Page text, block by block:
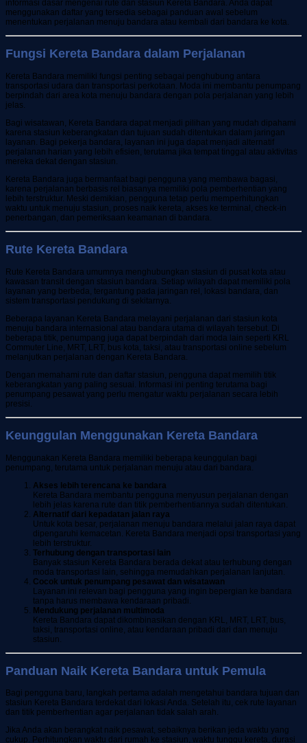
informasi dasar mengenai rute dan stasiun Kereta Bandara. Anda dapat
menggunakan daftar yang tersedia sebagai panduan awal sebelum
menentukan perjalanan menuju bandara atau kembali dari bandara ke kota.
Fungsi Kereta Bandara dalam Perjalanan
Kereta Bandara memiliki fungsi penting sebagai penghubung antara
transportasi udara dan transportasi perkotaan. Moda ini membantu penumpang
berpindah dari area kota menuju bandara dengan pola perjalanan yang lebih
jelas.
Bagi wisatawan, Kereta Bandara dapat menjadi pilihan yang mudah dipahami
karena stasiun keberangkatan dan tujuan sudah ditentukan dalam jaringan
layanan. Bagi pekerja bandara, layanan ini juga dapat menjadi alternatif
perjalanan harian yang lebih efisien, terutama jika tempat tinggal atau aktivitas
mereka dekat dengan stasiun.
Kereta Bandara juga bermanfaat bagi pengguna yang membawa bagasi,
karena perjalanan berbasis rel biasanya memiliki pola pemberhentian yang
lebih terstruktur. Meski demikian, pengguna tetap perlu memperhitungkan
waktu untuk menuju stasiun, proses naik kereta, akses ke terminal, check-in
penerbangan, dan pemeriksaan keamanan di bandara.
Rute Kereta Bandara
Rute Kereta Bandara umumnya menghubungkan stasiun di pusat kota atau
kawasan transit dengan stasiun bandara. Setiap wilayah dapat memiliki pola
layanan yang berbeda, tergantung pada jaringan rel, lokasi bandara, dan
sistem transportasi pendukung di sekitarnya.
Beberapa layanan Kereta Bandara melayani perjalanan dari stasiun kota
menuju bandara internasional atau bandara utama di wilayah tersebut. Di
beberapa titik, penumpang juga dapat berpindah dari moda lain seperti KRL
Commuter Line, MRT, LRT, bus kota, taksi, atau transportasi online sebelum
melanjutkan perjalanan dengan Kereta Bandara.
Dengan memahami rute dan daftar stasiun, pengguna dapat memilih titik
keberangkatan yang paling sesuai. Informasi ini penting terutama bagi
penumpang pesawat yang perlu mengatur waktu perjalanan secara lebih
presisi.
Keunggulan Menggunakan Kereta Bandara
Menggunakan Kereta Bandara memiliki beberapa keunggulan bagi
penumpang, terutama untuk perjalanan menuju atau dari bandara.
Akses lebih terencana ke bandara
Kereta Bandara membantu pengguna menyusun perjalanan dengan
lebih jelas karena rute dan titik pemberhentiannya sudah ditentukan.
Alternatif dari kepadatan jalan raya
Untuk kota besar, perjalanan menuju bandara melalui jalan raya dapat
dipengaruhi kemacetan. Kereta Bandara menjadi opsi transportasi yang
lebih terstruktur.
Terhubung dengan transportasi lain
Banyak stasiun Kereta Bandara berada dekat atau terhubung dengan
moda transportasi lain, sehingga memudahkan perjalanan lanjutan.
Cocok untuk penumpang pesawat dan wisatawan
Layanan ini relevan bagi pengguna yang ingin bepergian ke bandara
tanpa harus membawa kendaraan pribadi.
Mendukung perjalanan multimoda
Kereta Bandara dapat dikombinasikan dengan KRL, MRT, LRT, bus,
taksi, transportasi online, atau kendaraan pribadi dari dan menuju
stasiun.
Panduan Naik Kereta Bandara untuk Pemula
Bagi pengguna baru, langkah pertama adalah mengetahui bandara tujuan dan
stasiun Kereta Bandara terdekat dari lokasi Anda. Setelah itu, cek rute layanan
dan titik pemberhentian agar perjalanan tidak salah arah.
Jika Anda akan berangkat naik pesawat, sebaiknya berikan jeda waktu yang
cukup. Perhitungkan waktu dari rumah ke stasiun, waktu tunggu kereta, durasi